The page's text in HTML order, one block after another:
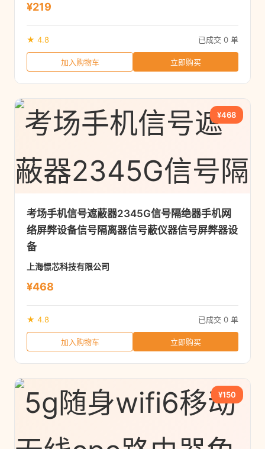
¥219
★ 4.8 已成交 0 单
加入购物车 立即购买
¥468
考场手机信号遮蔽器2345G信号隔绝器手机网
络屏弊设备信号隔离器信号蔽仪器信号屏弊器设
备
上海憬芯科技有限公司
¥468
★ 4.8 已成交 0 单
加入购物车 立即购买
¥150